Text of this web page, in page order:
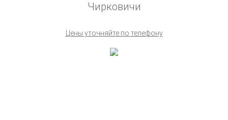
Чирковичи
Цены уточняйте по телефону